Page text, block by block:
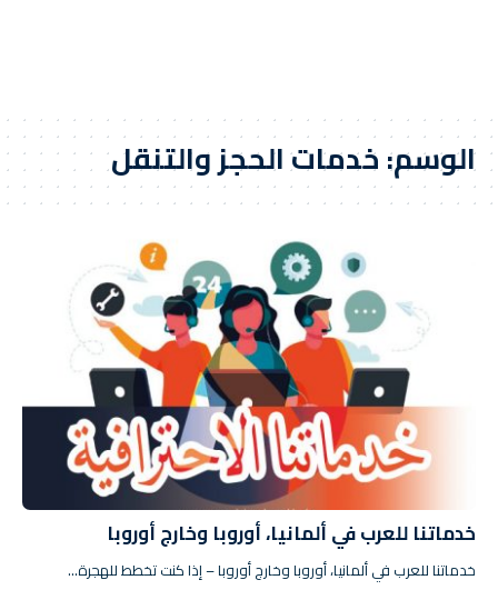
الوسم:خدمات الحجز والتنقل
خدماتنا للعرب في ألمانيا، أوروبا وخارج أوروبا
خدماتنا للعرب في ألمانيا، أوروبا وخارج أوروبا – إذا كنت تخطط للهجرة…